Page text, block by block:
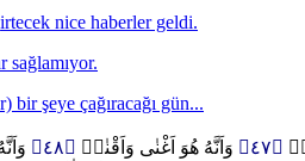
nice haberler geldi.
bir şeye çağıracağı gün...
﴿٤٧﴾ وَاَنَّهُ هُوَ اَغْنٰى وَاَقْنٰىۙ ﴿٤٨﴾